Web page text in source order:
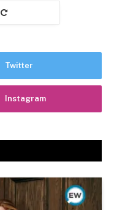
Twitter
Instagram